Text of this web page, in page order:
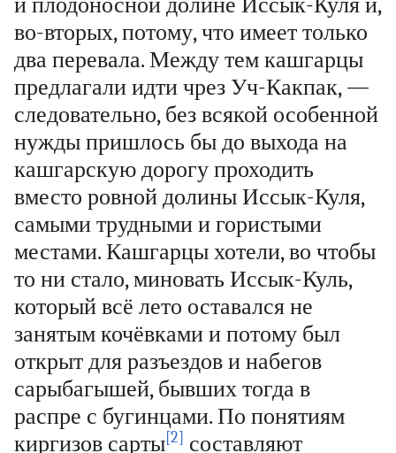
во-вторых, потому, что имеет только
два перевала. Между тем кашгарцы
предлагали идти чрез Уч-Какпак, —
следовательно, без всякой особенной
нужды пришлось бы до выхода на
кашгарскую дорогу проходить
вместо ровной долины Иссык-Куля,
самыми трудными и гористыми
местами. Кашгарцы хотели, во чтобы
то ни стало, миновать Иссык-Куль,
который всё лето оставался не
занятым кочёвками и потому был
открыт для разъездов и набегов
сарыбагышей, бывших тогда в
распре с бугинцами. По понятиям
киргизов сарты[2] составляют